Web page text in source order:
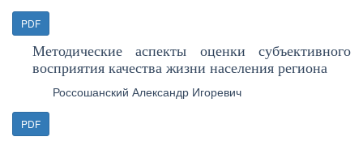
PDF
Методические аспекты оценки субъективного
восприятия качества жизни населения региона
Россошанский Александр Игоревич
PDF